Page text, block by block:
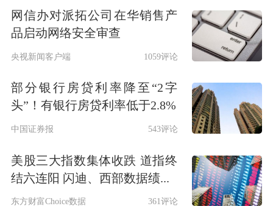
网信办对派拓公司在华销售产
品启动网络安全审查
央视新闻客户端 1059评论
部分银行房贷利率降至“2字
头”！有银行房贷利率低于2.8%
中国证券报 543评论
美股三大指数集体收跌 道指终
结六连阳 闪迪、西部数据绩...
东方财富Choice数据 361评论